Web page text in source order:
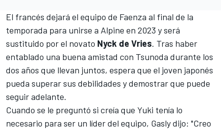
El francés dejará el equipo de Faenza al final de la
temporada para unirse a Alpine en 2023 y será
sustituido por el novato Nyck de Vries. Tras haber
entablado una buena amistad con Tsunoda durante los
dos años que llevan juntos, espera que el joven japonés
pueda superar sus debilidades y demostrar que puede
seguir adelante.
Cuando se le preguntó si creía que Yuki tenía lo
necesario para ser un líder del equipo, Gasly dijo: "Creo